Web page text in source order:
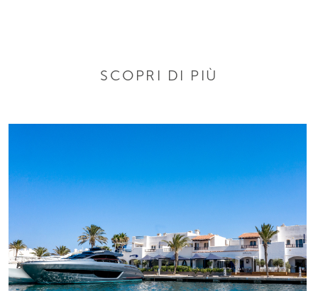
SCOPRI DI PIÙ